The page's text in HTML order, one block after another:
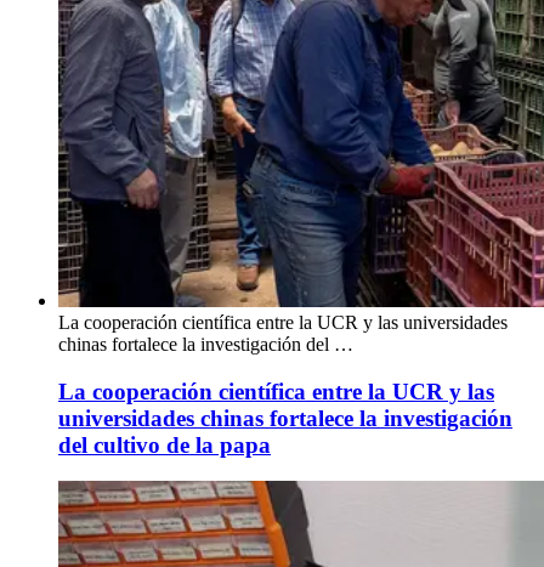
La cooperación científica entre la UCR y las universidades
chinas fortalece la investigación del …
La cooperación científica entre la UCR y las
universidades chinas fortalece la investigación
del cultivo de la papa